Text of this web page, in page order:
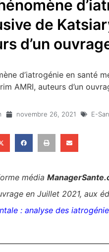
de
d’un
d’iatrogénie en santé
AMRI, auteurs d’un
novembre 26, 2021 E-
média
en Juillet 2021, aux
: analyse des